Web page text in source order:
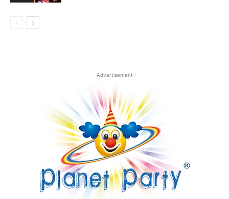
- Advertisement -